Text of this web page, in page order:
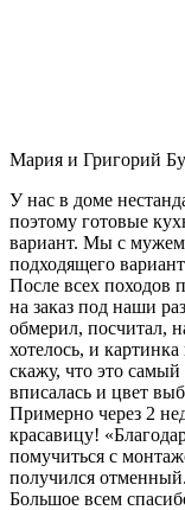
Мария и Григорий
У нас в доме
поэтому готовые
вариант. Мы с
подходящего
После всех походов
на заказ под наши
обмерил, посчитал,
хотелось, и
скажу, что это
вписалась и цвет
Примерно через 2
красавицу!
помучиться с
получился отменный.
Большое всем